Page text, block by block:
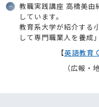
教職実践講座 高橋美
しています。
教育系大学が紹介する
して専門職業人を養成」
【英語教育
（広報・